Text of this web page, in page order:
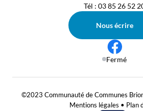
Tél : 03 85 26 52
Nous écrire
Fermé
©2023 Communauté de Communes
Mentions légales • Plan